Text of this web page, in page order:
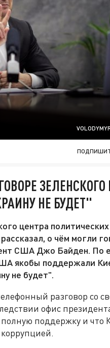
ЗЕЛЕНСКОГО
НЕ БУДЕТ"
центра
о чём могли
США Джо Байден. По
якобы поддержали
не будет".
разговор со
офис
поддержку и